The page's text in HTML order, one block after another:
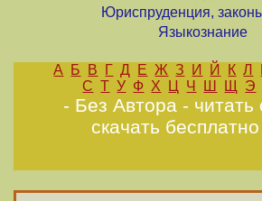
Юриспруденция,
Языкознание
А Б В Г Д Е Ж З И Й К Л
С Т У Ф Х Ц Ч Ш Щ Э
- Без Автора - читать
скачать бесплатно